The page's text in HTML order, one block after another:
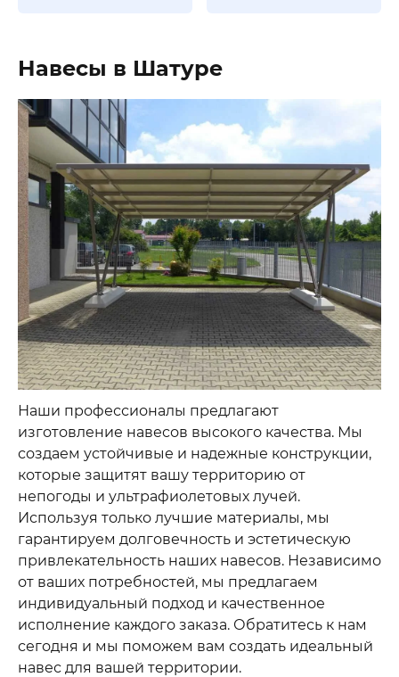
Навесы в Шатуре
Наши профессионалы предлагают
изготовление навесов высокого качества. Мы
создаем устойчивые и надежные конструкции,
которые защитят вашу территорию от
непогоды и ультрафиолетовых лучей.
Используя только лучшие материалы, мы
гарантируем долговечность и эстетическую
привлекательность наших навесов. Независимо
от ваших потребностей, мы предлагаем
индивидуальный подход и качественное
исполнение каждого заказа. Обратитесь к нам
сегодня и мы поможем вам создать идеальный
навес для вашей территории.